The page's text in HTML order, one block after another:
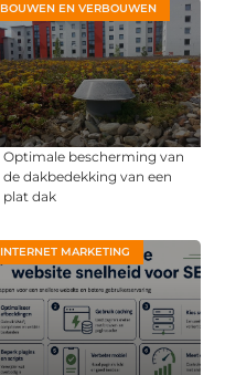
BOUWEN EN VERBOUWEN
Optimale bescherming van
de dakbedekking van een
plat dak
INTERNET MARKETING